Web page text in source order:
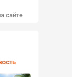
сайте